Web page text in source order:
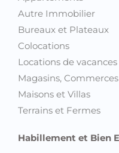
Autre Immobilier
Bureaux et Plateaux
Colocations
Locations de vacances
Magasins,
Maisons et Villas
Terrains et Fermes
Habillement et Bien